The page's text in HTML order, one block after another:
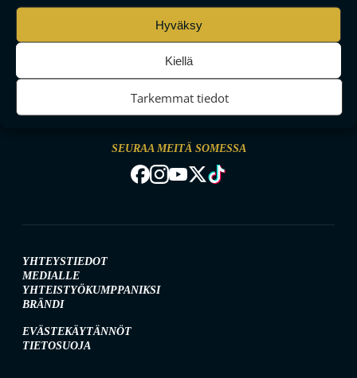
Hyväksy
Kiellä
Tarkemmat tiedot
MAAILMAN VIIHDYTTÄVINTÄ SALIBANDYA
SEURAA MEITÄ SOMESSA
YHTEYSTIEDOT
MEDIALLE
YHTEISTYÖKUMPPANIKSI
BRÄNDI
EVÄSTEKÄYTÄNNÖT
TIETOSUOJA